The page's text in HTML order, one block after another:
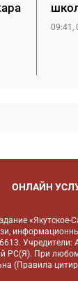
09:41,
ОНЛАЙН
Учредители:
РС(Я). При
(Правила